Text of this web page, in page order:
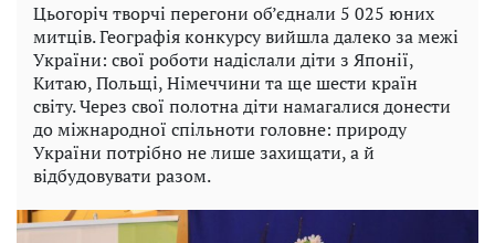
Цьогоріч творчі перегони об’єднали 5 025 юних
митців. Географія конкурсу вийшла далеко за межі
України: свої роботи надіслали діти з Японії,
Китаю, Польщі, Німеччини та ще шести країн
світу. Через свої полотна діти намагалися донести
до міжнародної спільноти головне: природу
України потрібно не лише захищати, а й
відбудовувати разом.